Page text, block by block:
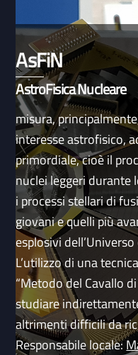
AsFiN
AstroFisica Nucleare
misura,
interesse astrofisico,
primordiale, cioè il
nuclei leggeri durante
i processi stellari di
giovani e quelli più
esplosivi
L’utilizzo di una
“Metodo del Cavallo
studiare
altrimenti difficili da
Responsabile locale: